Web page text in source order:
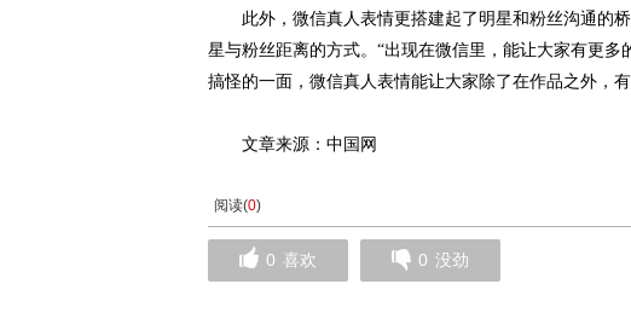
此外，微信真人表情更搭建起了明星和粉丝沟通的桥
星与粉丝距离的方式。“出现在微信里，能让大家有更
搞怪的一面，微信真人表情能让大家除了在作品之外，
文章来源：中国网
阅读(0)
0 喜欢 0 没劲